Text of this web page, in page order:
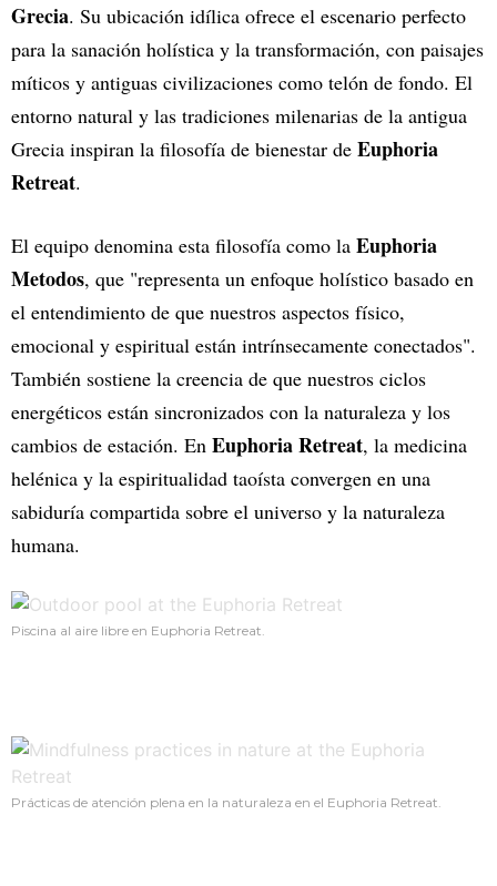
Grecia. Su ubicación idílica ofrece el escenario perfecto
para la sanación holística y la transformación, con paisajes
míticos y antiguas civilizaciones como telón de fondo. El
entorno natural y las tradiciones milenarias de la antigua
Grecia inspiran la filosofía de bienestar de Euphoria
Retreat.
El equipo denomina esta filosofía como la Euphoria
Metodos, que "representa un enfoque holístico basado en
el entendimiento de que nuestros aspectos físico,
emocional y espiritual están intrínsecamente conectados".
También sostiene la creencia de que nuestros ciclos
energéticos están sincronizados con la naturaleza y los
cambios de estación. En Euphoria Retreat, la medicina
helénica y la espiritualidad taoísta convergen en una
sabiduría compartida sobre el universo y la naturaleza
humana.
Piscina al aire libre en Euphoria Retreat.
Prácticas de atención plena en la naturaleza en el Euphoria Retreat.